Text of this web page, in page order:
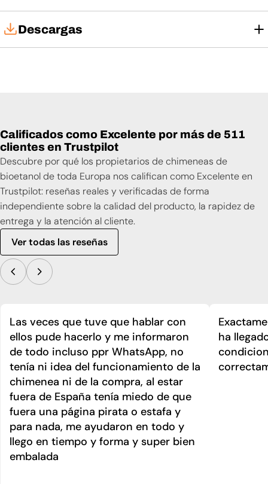
Descargas
Calificados como Excelente por más de 511
clientes en Trustpilot
Descubre por qué los propietarios de chimeneas de
bioetanol de toda Europa nos califican como Excelente en
Trustpilot: reseñas reales y verificadas de forma
independiente sobre la calidad del producto, la rapidez de
entrega y la atención al cliente.
Ver todas las reseñas
Las veces que tuve que hablar con
ellos pude hacerlo y me informaron
de todo incluso ppr WhatsApp, no
tenía ni idea del funcionamiento de la
chimenea ni de la compra, al estar
fuera de España tenía miedo de que
fuera una página pirata o estafa y
para nada, me ayudaron en todo y
llego en tiempo y forma y super bien
embalada
ha